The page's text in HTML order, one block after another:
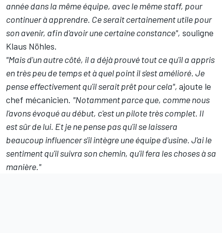
année dans la même équipe, avec le même staff, pour
continuer à apprendre. Ce serait certainement utile pour
son avenir, afin d'avoir une certaine constance", souligne
Klaus Nöhles.
"Mais d'un autre côté, il a déjà prouvé tout ce qu'il a appris
en très peu de temps et à quel point il s'est amélioré. Je
pense effectivement qu'il serait prêt pour cela", ajoute le
chef mécanicien. "Notamment parce que, comme nous
l'avons évoqué au début, c'est un pilote très complet. Il
est sûr de lui. Et je ne pense pas qu'il se laissera
beaucoup influencer s'il intègre une équipe d'usine. J'ai le
sentiment qu'il suivra son chemin, qu'il fera les choses à sa
manière."